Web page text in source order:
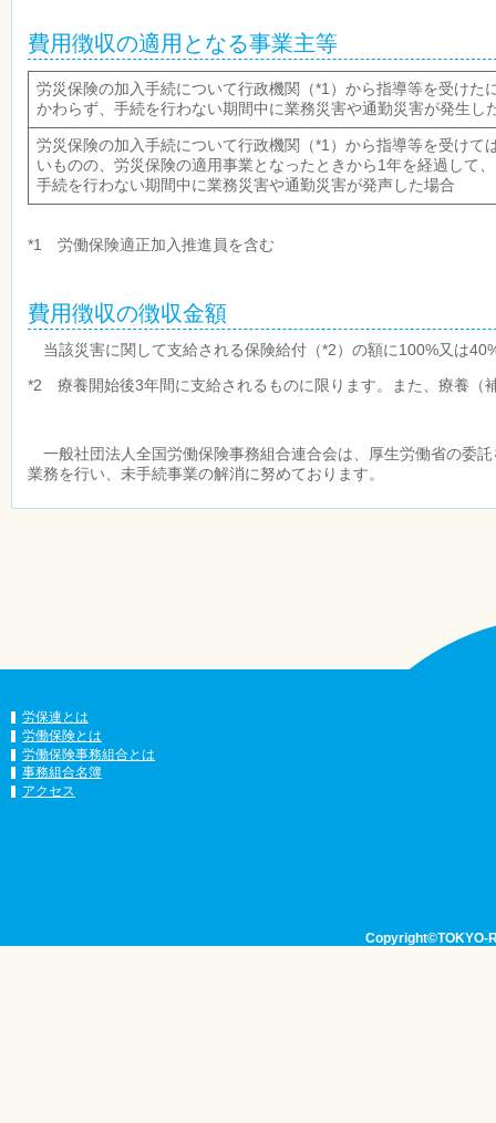
費用徴収の適用となる事業主等
労災保険の加入手続について行政機関（*1）から指導等を受けた
かわらず、手続を行わない期間中に業務災害や通勤災害が発生し
労災保険の加入手続について行政機関（*1）から指導等を受けて
いものの、労災保険の適用事業となったときから1年を経過して
手続を行わない期間中に業務災害や通勤災害が発声した場合
*1 労働保険適正加入推進員を含む
費用徴収の徴収金額
当該災害に関して支給される保険給付（*2）の額に100%又は
*2 療養開始後3年間に支給されるものに限ります。また、療養（
一般社団法人全国労働保険事務組合連合会は、厚生労働省の委
業務を行い、未手続事業の解消に努めております。
労保連とは
労働保険とは
労働保険事務組合とは
事務組合名簿
アクセス
Copyright©TOKYO-